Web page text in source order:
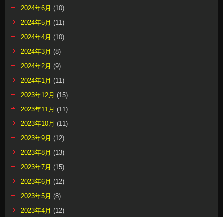
2024年6月 (10)
2024年5月 (11)
2024年4月 (10)
2024年3月 (8)
2024年2月 (9)
2024年1月 (11)
2023年12月 (15)
2023年11月 (11)
2023年10月 (11)
2023年9月 (12)
2023年8月 (13)
2023年7月 (15)
2023年6月 (12)
2023年5月 (8)
2023年4月 (12)